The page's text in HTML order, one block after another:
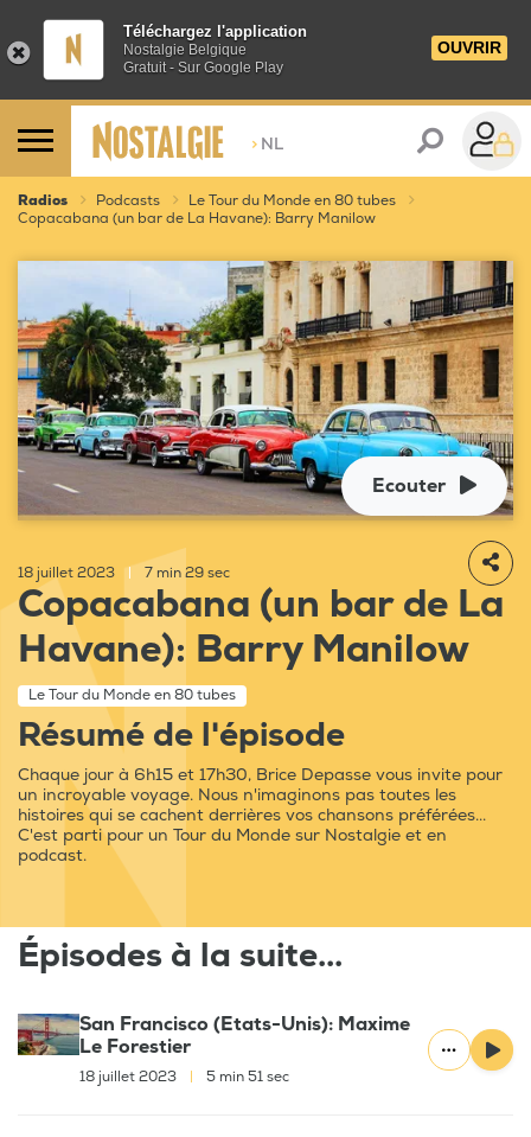
Téléchargez l'application
Nostalgie Belgique
Gratuit - Sur Google Play
OUVRIR
> NL
Radios Podcasts
Le Tour du Monde en 80 tubes
Copacabana (un bar de La Havane): Barry Manilow
Ecouter
18 juillet 2023 7 min 29 sec
Copacabana (un bar de La
Havane): Barry Manilow
Le Tour du Monde en 80 tubes
Résumé de l'épisode
Chaque jour à 6h15 et 17h30, Brice Depasse vous invite pour
un incroyable voyage. Nous n'imaginons pas toutes les
histoires qui se cachent derrières vos chansons préférées...
C'est parti pour un Tour du Monde sur Nostalgie et en
podcast.
Épisodes à la suite...
San Francisco (Etats-Unis): Maxime
Le Forestier
18 juillet 2023 5 min 51 sec